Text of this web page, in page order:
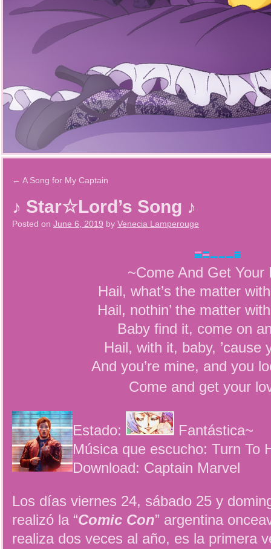
← A Song for My Captain
♪ Star☆Lord’s Song ♪
Posted on June 6, 2019 by Venecia Lamperouge
~Come And Get Your
Hail, what’s the matter
Hail, nothin’ the matter
Baby find it, come on
Hail, with it, baby, ’cause
And you’re mine, and you
Come and get your
Estado:
Fantástica~
Música que escucho: Turn To
Download: Captain Marvel
Los días viernes 24, sábado 25 y
realizó la “Comic Con” argentina
realiza dos veces al año, es la primera